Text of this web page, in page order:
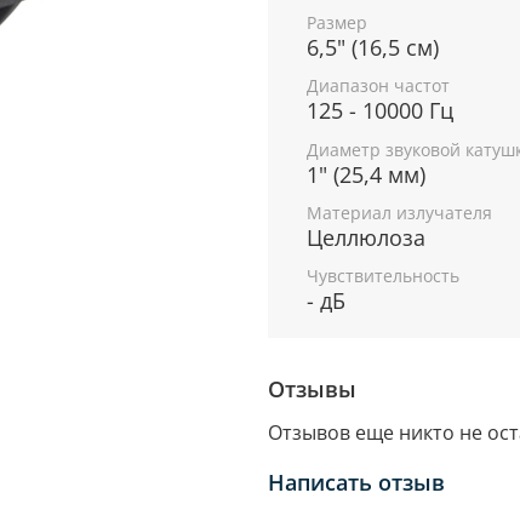
Размер
6,5" (16,5 см)
Диапазон частот
125 - 10000 Гц
Диаметр звуковой
1" (25,4 мм)
Материал излучателя
Целлюлоза
Чувствительность
- дБ
Отзывы
Отзывов еще никто не
Написать отзыв